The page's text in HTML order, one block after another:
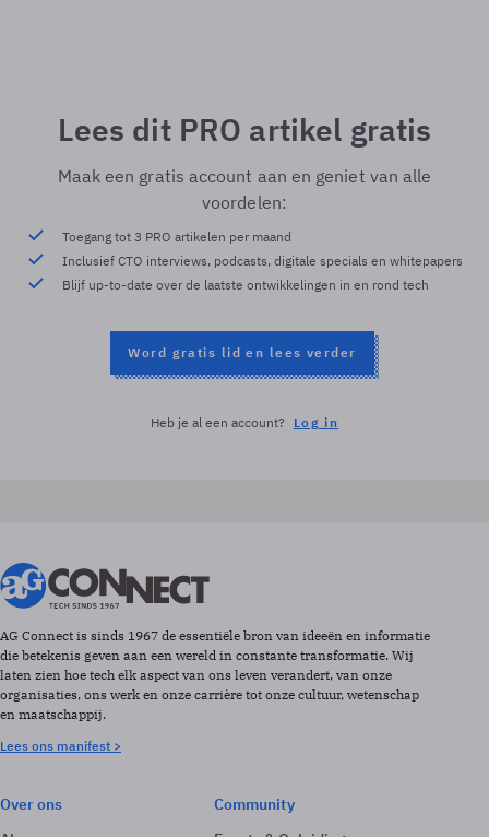
Lees dit PRO artikel gratis
Maak een gratis account aan en geniet van alle
voordelen:
Toegang tot 3 PRO artikelen per maand
Inclusief CTO interviews, podcasts, digitale specials en whitepapers
Blijf up-to-date over de laatste ontwikkelingen in en rond tech
Word gratis lid en lees verder
Heb je al een account? Log in
AG Connect is sinds 1967 de essentiële bron van ideeën en informatie
die betekenis geven aan een wereld in constante transformatie. Wij
laten zien hoe tech elk aspect van ons leven verandert, van onze
organisaties, ons werk en onze carrière tot onze cultuur, wetenschap
en maatschappij.
Lees ons manifest >
Over ons
Community